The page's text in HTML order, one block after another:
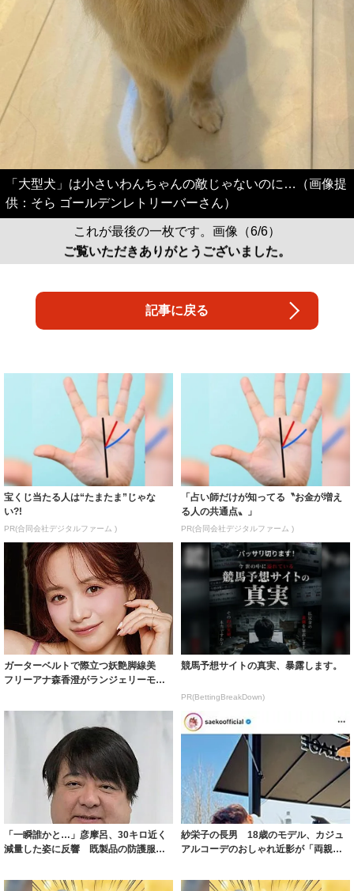
「大型犬」は小さいわんちゃんの敵じゃないのに…（画像提
供：そら ゴールデンレトリーバーさん）
これが最後の一枚です。画像（6/6）
ご覧いただきありがとうございました。
記事に戻る
宝くじ当たる人は“たまたま”じゃな
い?!
PR(合同会社デジタルファーム )
「占い師だけが知ってる〝お金が増え
る人の共通点〟」
PR(合同会社デジタルファーム )
ガーターベルトで際立つ妖艶脚線美
フリーアナ森香澄がランジェリーモデ
競馬予想サイトの真実、暴露します。
PR(BettingBreakDown)
「一瞬誰かと…」彦摩呂、30キロ近く
減量した姿に反響 既製品の防護服が
紗栄子の長男 18歳のモデル、カジュ
アルコーデのおしゃれ近影が「両親の